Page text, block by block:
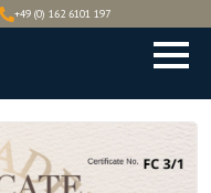
+49 (0) 162 6101 197